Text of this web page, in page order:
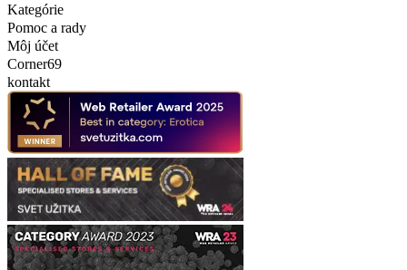
Kategórie
Pomoc a rady
Môj účet
Corner69
kontakt